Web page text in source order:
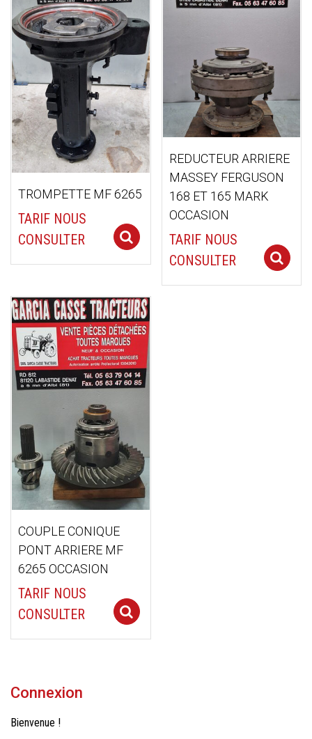
TROMPETTE MF 6265
TARIF NOUS
CONSULTER
Select options
REDUCTEUR ARRIERE
MASSEY FERGUSON
168 ET 165 MARK
OCCASION
TARIF NOUS
CONSULTER
COUPLE CONIQUE
PONT ARRIERE MF
6265 OCCASION
TARIF NOUS
CONSULTER
Connexion
Bienvenue !